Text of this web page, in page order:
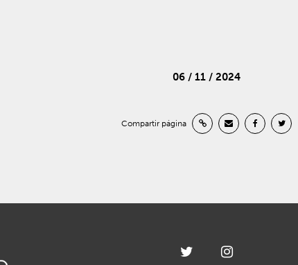
06 / 11 / 2024
Compartir página